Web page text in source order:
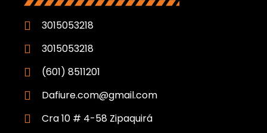
3015053218
3015053218
(601) 8511201
Dafiure.com@gmail.com
Cra 10 # 4-58 Zipaquirá